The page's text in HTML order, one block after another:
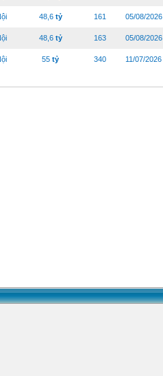
48,6 tỷ 161 05/08/2026
48,6 tỷ 163 05/08/2026
55 tỷ 340 11/07/2026